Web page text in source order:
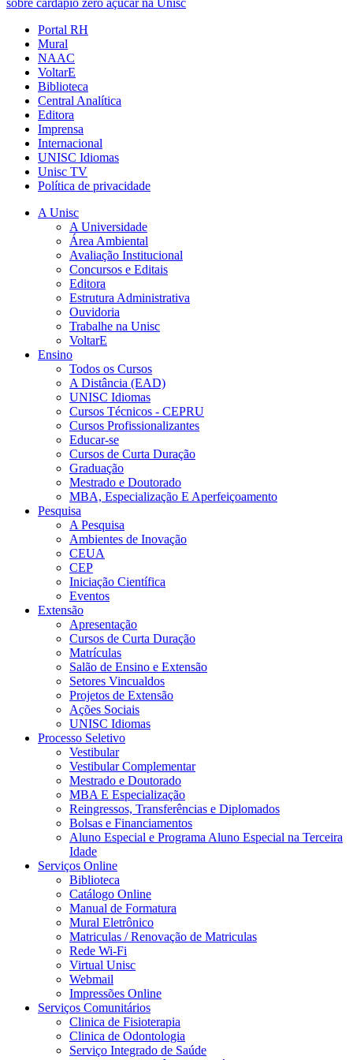
Portal RH
Mural
NAAC
VoltarE
Biblioteca
Central Analítica
Editora
Imprensa
Internacional
UNISC Idiomas
Unisc TV
Política de privacidade
A Unisc
A Universidade
Área Ambiental
Avaliação Institucional
Concursos e Editais
Editora
Estrutura Administrativa
Ouvidoria
Trabalhe na Unisc
VoltarE
Ensino
Todos os Cursos
A Distância (EAD)
UNISC Idiomas
Cursos Técnicos - CEPRU
Cursos Profissionalizantes
Educar-se
Cursos de Curta Duração
Graduação
Mestrado e Doutorado
MBA, Especialização E Aperfeiçoamento
Pesquisa
A Pesquisa
Ambientes de Inovação
CEUA
CEP
Iniciação Científica
Eventos
Extensão
Apresentação
Cursos de Curta Duração
Matrículas
Salão de Ensino e Extensão
Setores Vincualdos
Projetos de Extensão
Ações Sociais
UNISC Idiomas
Processo Seletivo
Vestibular
Vestibular Complementar
Mestrado e Doutorado
MBA E Especialização
Reingressos, Transferências e Diplomados
Bolsas e Financiamentos
Aluno Especial e Programa Aluno Especial na Terceira
Idade
Serviços Online
Biblioteca
Catálogo Online
Manual de Formatura
Mural Eletrônico
Matriculas / Renovação de Matriculas
Rede Wi-Fi
Virtual Unisc
Webmail
Impressões Online
Serviços Comunitários
Clinica de Fisioterapia
Clinica de Odontologia
Serviço Integrado de Saúde